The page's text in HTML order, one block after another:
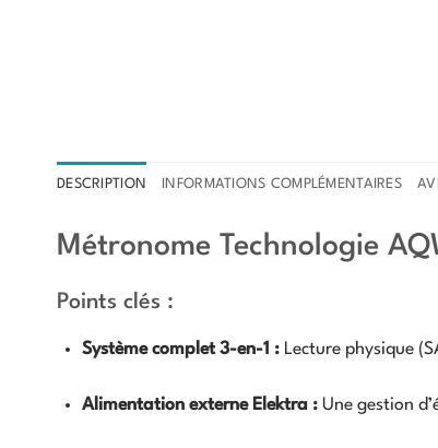
DESCRIPTION INFORMATIONS COMPLÉMENTAIRES
Métronome Technologie
Points clés :
Système complet 3-en-1 :Lecture physique
Alimentation externe Elektra :Une gestion